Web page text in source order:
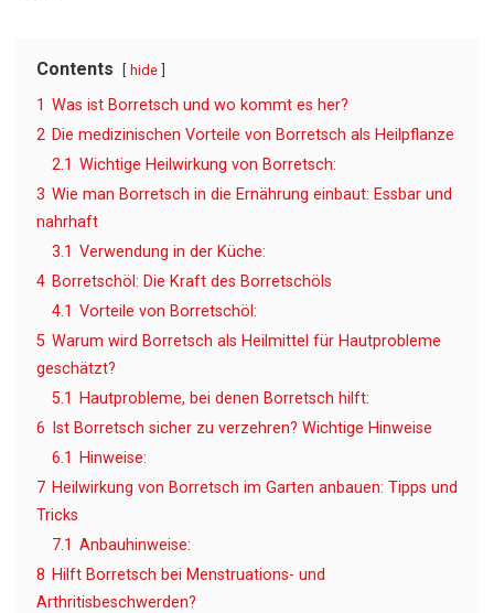
Contents hide
1 Was ist Borretsch und wo kommt es her?
2 Die medizinischen Vorteile von Borretsch als Heilpflanze
2.1 Wichtige Heilwirkung von Borretsch:
3 Wie man Borretsch in die Ernährung einbaut: Essbar und
nahrhaft
3.1 Verwendung in der Küche:
4 Borretschöl: Die Kraft des Borretschöls
4.1 Vorteile von Borretschöl:
5 Warum wird Borretsch als Heilmittel für Hautprobleme
geschätzt?
5.1
Hautprobleme, bei denen Borretsch hilft:
6
Ist Borretsch sicher zu verzehren? Wichtige Hinweise
6.1
Hinweise:
7 Heilwirkung von Borretsch im Garten anbauen: Tipps und
Tricks
7.1 Anbauhinweise:
8 Hilft Borretsch bei Menstruations- und
Arthritisbeschwerden?